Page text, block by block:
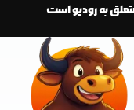
به رودیو است